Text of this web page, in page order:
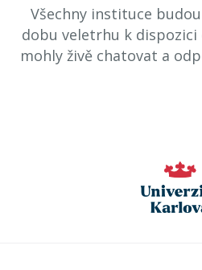
Všechny instituce
dobu veletrhu k dispozici
mohly živě chatovat a